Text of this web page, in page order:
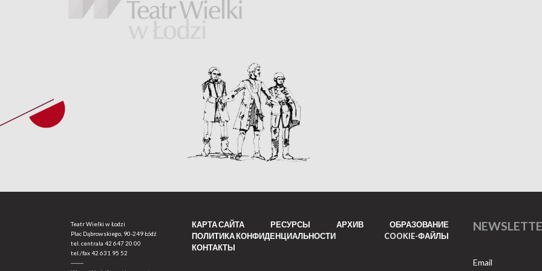
Teatr Wielki w Łodzi
Plac Dąbrowskiego, 90-249 Łódź
tel. centrala 42 647 20 00
tel./fax42 631 95 52
-------
КАРТА САЙТА РЕСУРСЫ АРХИВ
ОБРАЗОВАНИЕ
ПОЛИТИКА КОНФИДЕНЦИАЛЬНОСТИ
COOKIE-ФАЙЛЫ
КОНТАКТЫ
Email